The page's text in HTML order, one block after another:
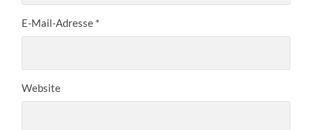
E-Mail-Adresse *
Website